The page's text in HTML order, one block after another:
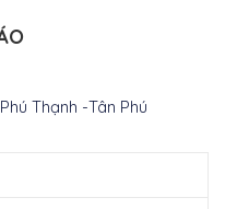
Thạnh -Tân Phú